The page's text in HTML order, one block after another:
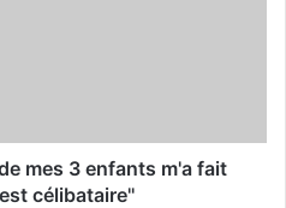
mes 3 enfants m'a fait
célibataire''